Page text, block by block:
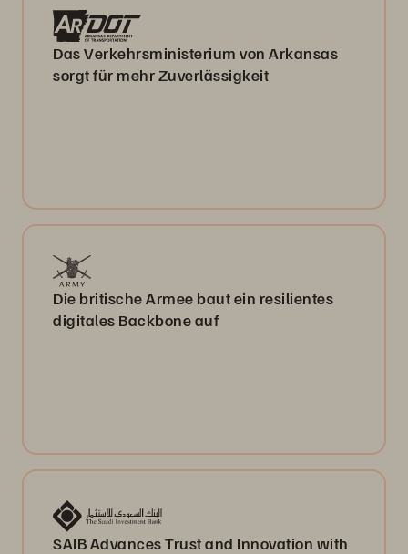
Das Verkehrsministerium von Arkansas
sorgt für mehr Zuverlässigkeit
Die britische Armee baut ein resilientes
digitales Backbone auf
SAIB Advances Trust and Innovation with